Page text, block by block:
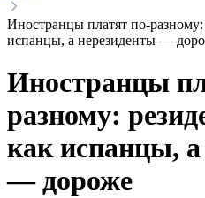
Иностранцы платят по-разному:
испанцы, а нерезиденты —
Иностранцы
разному:
как испанцы,
— дороже